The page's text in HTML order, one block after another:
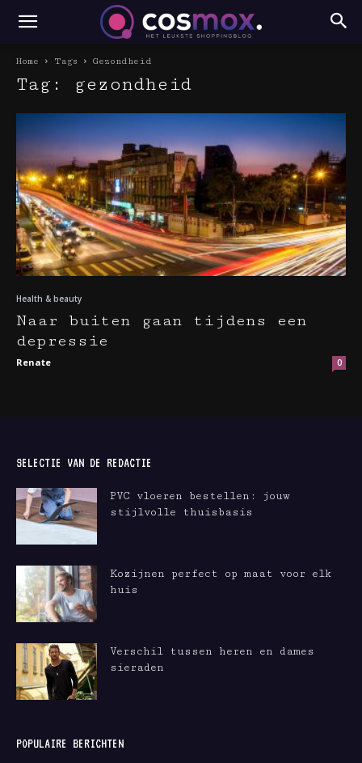
Home Tags Gezondheid
Tag: gezondheid
Health & beauty
Naar buiten gaan tijdens een
depressie
Renate 0
SELECTIE VAN DE REDACTIE
PVC vloeren bestellen: jouw
stijlvolle thuisbasis
Kozijnen perfect op maat voor elk
huis
Verschil tussen heren en dames
sieraden
POPULAIRE BERICHTEN